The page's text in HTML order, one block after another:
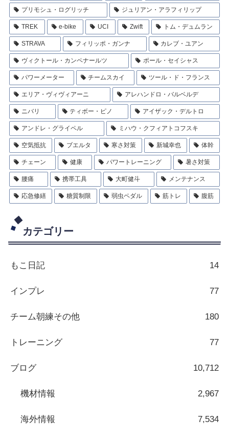
プリモシュ・ログリッチ ジュリアン・アラフィリップ
TREK e-bike UCI Zwift トム・デュムラン
STRAVA フィリッポ・ガンナ カレブ・ユアン
ヴィクトール・カンペナールツ ポール・セイシャス
パワーメーター チームスカイ ツール・ド・フランス
エリア・ヴィヴィアーニ アレハンドロ・バルベルデ
ニバリ ティボー・ピノ アイザック・デルトロ
アンドレ・グライペル ミハウ・クフィアトコフスキ
空気抵抗 ブエルタ 寒さ対策 新城幸也 体幹
チェーン 健康 パワートレーニング 暑さ対策
腰痛 携帯工具 大町健斗 メンテナンス
応急修繕 糖質制限 弱虫ペダル 筋トレ 腹筋
カテゴリー
もこ日記 14
インプレ 77
チーム朝練その他 180
トレーニング 77
ブログ 10,712
機材情報 2,967
海外情報 7,534